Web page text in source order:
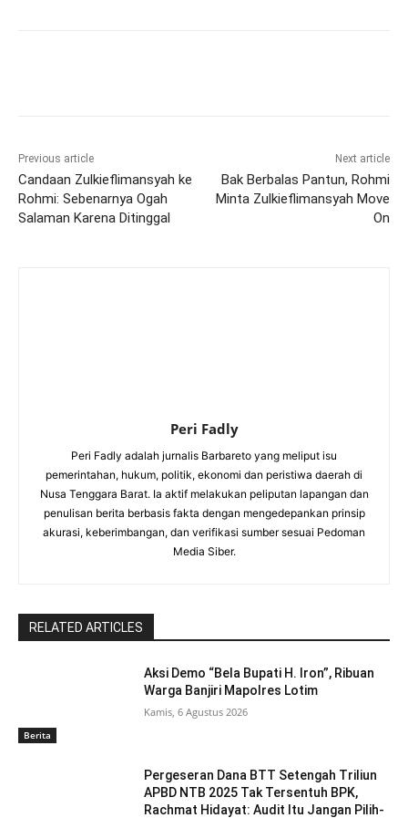
Previous article
Candaan Zulkieflimansyah ke
Rohmi: Sebenarnya Ogah
Salaman Karena Ditinggal
Next article
Bak Berbalas Pantun, Rohmi
Minta Zulkieflimansyah Move
On
Peri Fadly
Peri Fadly adalah jurnalis Barbareto yang meliput isu
pemerintahan, hukum, politik, ekonomi dan peristiwa daerah di
Nusa Tenggara Barat. Ia aktif melakukan peliputan lapangan dan
penulisan berita berbasis fakta dengan mengedepankan prinsip
akurasi, keberimbangan, dan verifikasi sumber sesuai Pedoman
Media Siber.
RELATED ARTICLES
Berita
Aksi Demo “Bela Bupati H. Iron”, Ribuan
Warga Banjiri Mapolres Lotim
Kamis, 6 Agustus 2026
Pergeseran Dana BTT Setengah Triliun
APBD NTB 2025 Tak Tersentuh BPK,
Rachmat Hidayat: Audit Itu Jangan Pilih-